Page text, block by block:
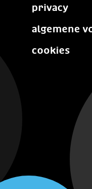
privacy
algemene
cookies